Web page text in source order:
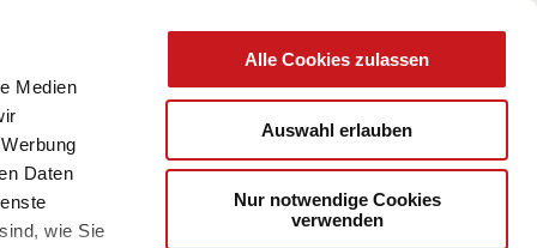
Medien
Daten
wie Sie
Alle Cookies zulassen
Auswahl erlauben
Nur notwendige Cookies
verwenden